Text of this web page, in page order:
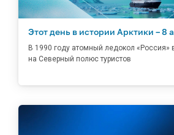
Этот день в истории Арктики – 8
В 1990 году атомный ледокол «Россия»
на Северный полюс туристов